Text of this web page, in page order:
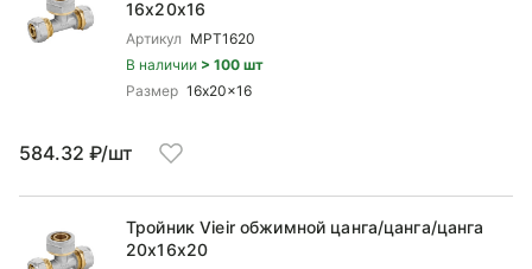
16x20x16
Артикул MPT1620
В наличии > 100 шт
Размер 16x20x16
584.32 ₽/шт
Тройник Vieir обжимной цанга/цанга/цанга
20x16x20